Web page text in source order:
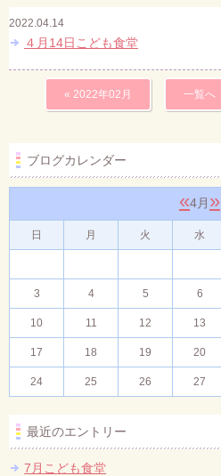
2022.04.14
４月14日こども食堂
« 2022年02月 一覧へ
ブログカレンダー
«4月 »
日 月 火 水
3 4 5 6
10 11 12 13
17 18 19 20
24 25 26 27
最近のエントリー
7月こども食堂